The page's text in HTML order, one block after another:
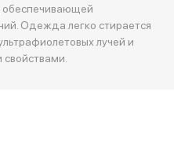
обеспечивающей
Одежда легко стирается
лучей и